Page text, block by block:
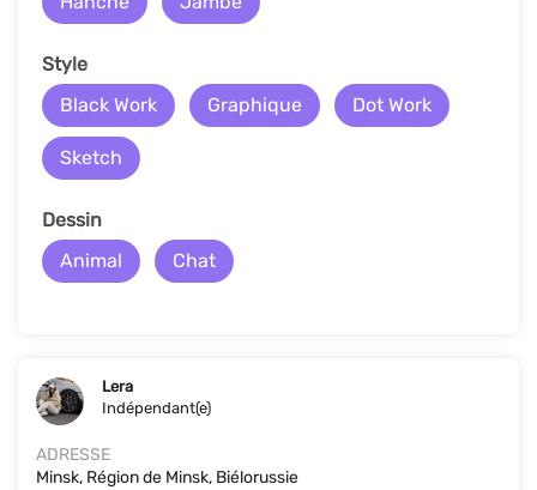
Style
Black Work
Graphique Dot Work
Sketch
Dessin
Animal
Chat
Lera
Indépendant(e)
ADRESSE
Minsk, Région de Minsk, Biélorussie